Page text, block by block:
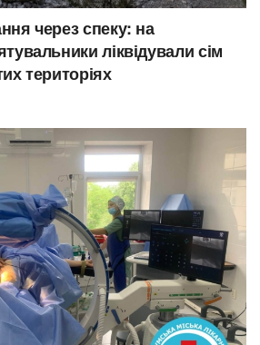
через спеку: на
ліквідували сім
територіях